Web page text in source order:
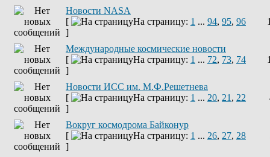
Новости NASA
[
На страницу: 1 ... 94, 95, 96
]
Международные космические новости
[
На страницу: 1 ... 72, 73, 74
]
Новости ИСС им. М.Ф.Решетнева
[
На страницу: 1 ... 20, 21 , 22
]
Вокруг космодрома Байконур
[
На страницу: 1 ... 26, 27, 28
]